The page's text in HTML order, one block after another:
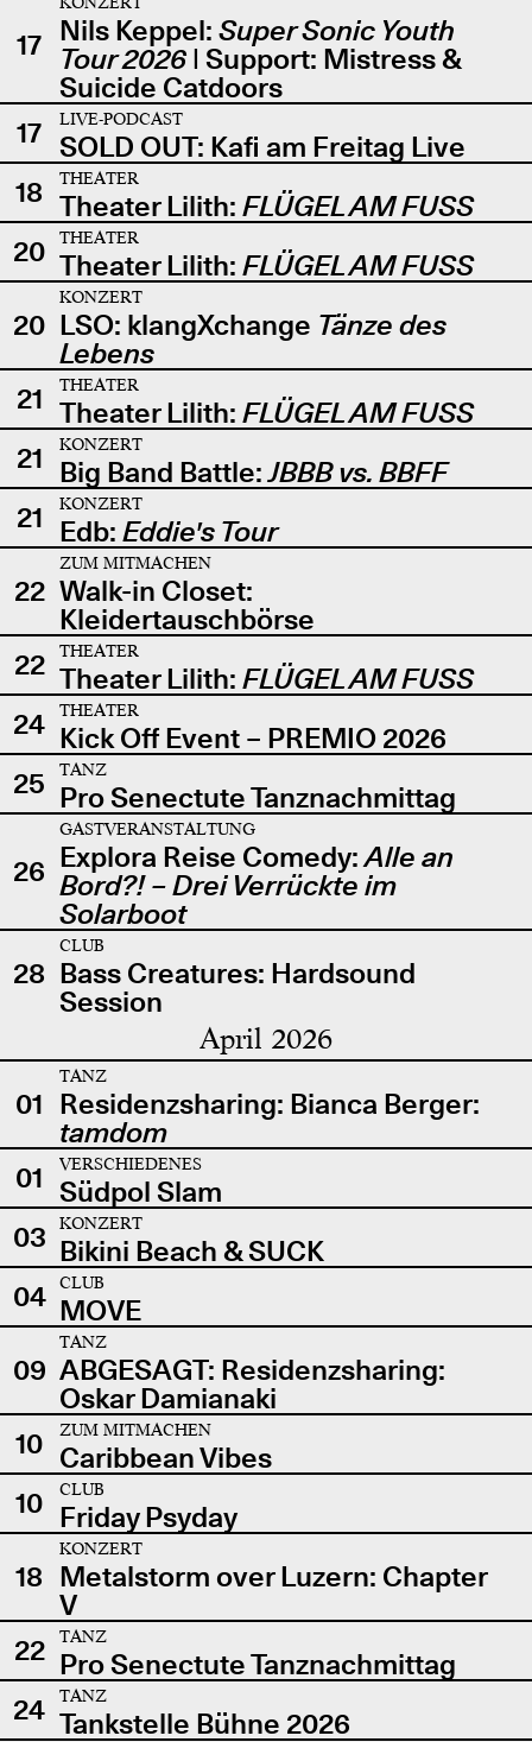
17 Nils Keppel: Super Sonic Youth
Tour 2026| Support: Mistress &
Suicide Catdoors
17
LIVE-PODCAST
SOLD OUT: Kafi am Freitag Live
18
THEATER
Theater Lilith: FLÜGEL AM FUSS
20
THEATER
Theater Lilith: FLÜGEL AM FUSS
20
KONZERT
LSO: klangXchange Tänze des
Lebens
21
THEATER
Theater Lilith: FLÜGEL AM FUSS
21
KONZERT
Big Band Battle:JBBB vs. BBFF
21
KONZERT
Edb: Eddie's Tour
22
ZUM MITMACHEN
Walk-in Closet:
Kleidertauschbörse
22
THEATER
Theater Lilith: FLÜGEL AM FUSS
24
THEATER
Kick Off Event – PREMIO 2026
25
TANZ
Pro Senectute Tanznachmittag
26
GASTVERANSTALTUNG
Explora Reise Comedy:Alle an
Bord?! – Drei Verrückte im
Solarboot
28
CLUB
Bass Creatures: Hardsound
Session
April 2026
01
TANZ
Residenzsharing: Bianca Berger:
tamdom
01
VERSCHIEDENES
Südpol Slam
03
KONZERT
Bikini Beach & SUCK
04
CLUB
MOVE
09
TANZ
ABGESAGT: Residenzsharing:
Oskar Damianaki
10
ZUM MITMACHEN
Caribbean Vibes
10
CLUB
Friday Psyday
18
KONZERT
Metalstorm over Luzern: Chapter
V
22
TANZ
Pro Senectute Tanznachmittag
24
TANZ
Tankstelle Bühne 2026